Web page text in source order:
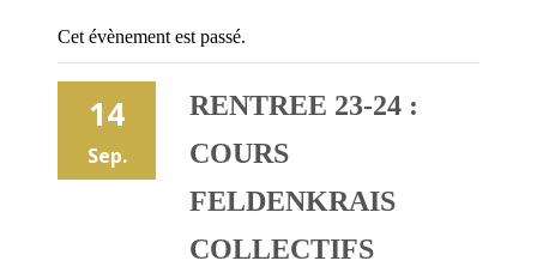
Cet évènement est passé.
14
Sep.
RENTREE 23-24 :
COURS
FELDENKRAIS
COLLECTIFS